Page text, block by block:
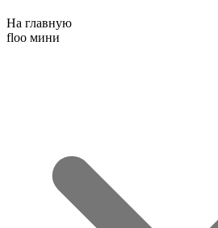
На главную
floo мини